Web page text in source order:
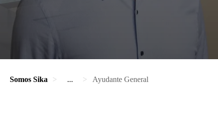
Somos Sika ... Ayudante General